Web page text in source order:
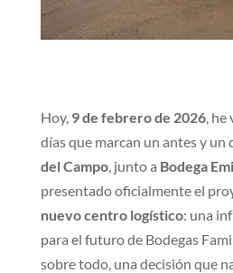
Hoy, 9 de febrero de 2026, he
días que marcan un antes y un
del Campo, junto a Bodega
presentado oficialmente el
nuevo centro logístico: una
para el futuro de Bodegas
sobre todo, una decisión que